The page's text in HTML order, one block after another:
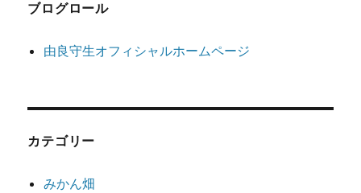
ブログロール
由良守生オフィシャルホームページ
カテゴリー
みかん畑